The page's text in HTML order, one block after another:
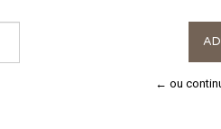
← ou